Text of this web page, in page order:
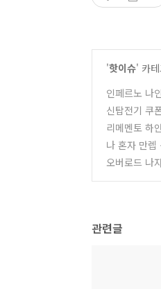
'핫이슈' 카
인페르노 나
신탑전기 쿠
리메멘토 하
나 혼자 만
오버로드 나
관련글